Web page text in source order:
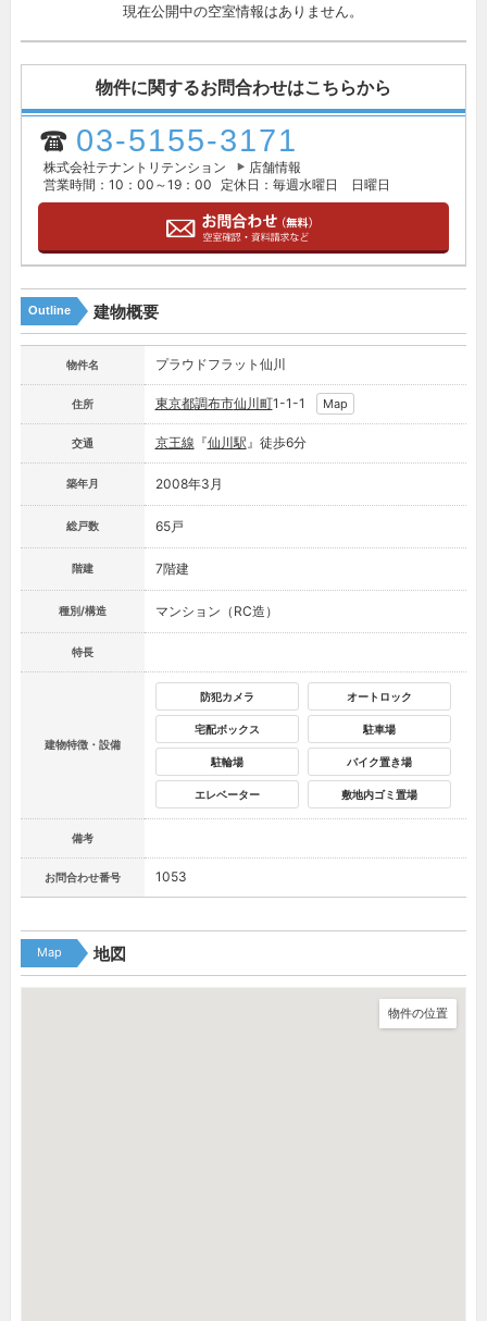
現在公開中の空室情報はありません。
物件に関するお問合わせはこちらから
03-5155-3171
株式会社テナントリテンション
店舗情報
営業時間：10：00～19：00
定休日：毎週水曜日 日曜日
Outline 建物概要
物件名 プラウドフラット仙川
住所 東京都調布市仙川町1-1-1 Map
交通 京王線 『仙川駅 』徒歩6分
築年月 2008年3月
総戸数 65戸
階建 7階建
種別/構造 マンション（RC造）
特長
建物特徴・設備
防犯カメラ オートロック
宅配ボックス 駐車場
駐輪場 バイク置き場
エレベーター 敷地内ゴミ置場
備考
お問合わせ番号 1053
Map 地図
物件の位置